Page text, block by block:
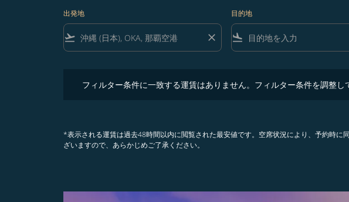
出発地
flight_takeoff close
目的地
flight_land
フィルター条件に一致する運賃はありません。フィルター条件を調整し
*表示される運賃は過去48時間以内に閲覧された最安値です。空席状況により、予約時
ざいますので、あらかじめご了承ください。